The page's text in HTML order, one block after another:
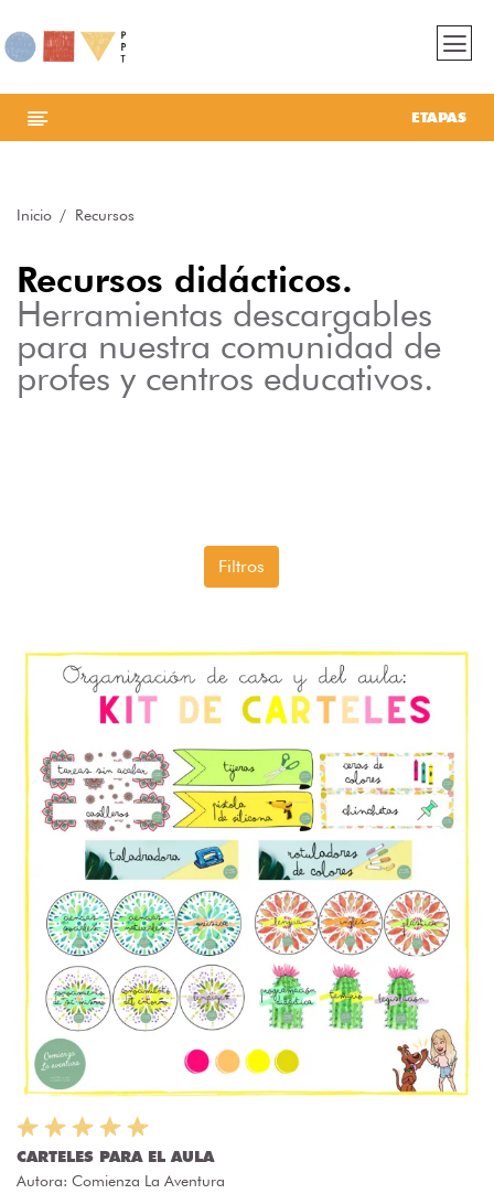
ETAPAS
Inicio Recursos
Recursos didácticos.
Herramientas descargables
para nuestra comunidad de
profes y centros educativos.
Filtros
CARTELES PARA EL AULA
Autora: Comienza La Aventura